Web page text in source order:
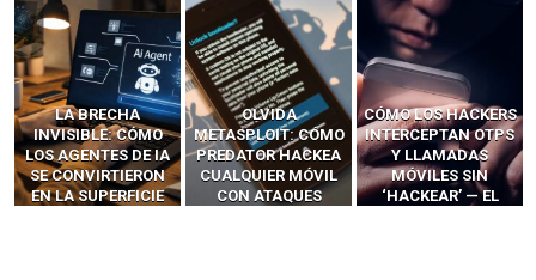
OLVIDA
METASPLOIT: CÓMO
PREDATOR HACKEA
CUALQUIER MÓVIL
CON ATAQUES
CÓMO LOS HACKERS
INTERCEPTAN OTPS
Y LLAMADAS
MÓVILES SIN
‘HACKEAR’ — EL
13 TÉCNICAS
RIDÍCULAMENTE
FÁCILES PARA
HACKEAR Y
EXPLOTAR